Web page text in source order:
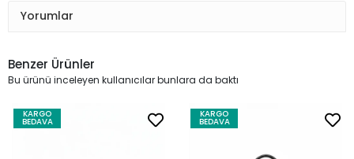
Yorumlar
Benzer Ürünler
Bu ürünü inceleyen kullanıcılar bunlara da baktı
KARGO
BEDAVA
KARGO
BEDAVA